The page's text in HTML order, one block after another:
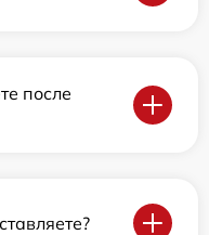
после